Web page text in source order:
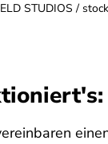
STUDIOS /